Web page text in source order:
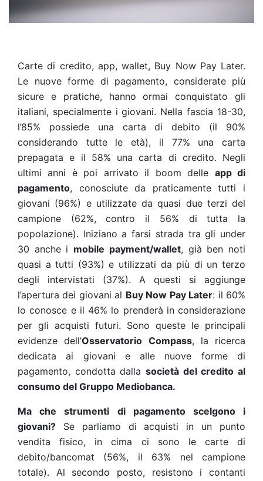
Carte di credito, app, wallet, Buy Now Pay Later.
Le nuove forme di pagamento, considerate più
sicure e pratiche, hanno ormai conquistato gli
italiani, specialmente i giovani. Nella fascia 18-30,
l’85% possiede una carta di debito (il 90%
considerando tutte le età), il 77% una carta
prepagata e il 58% una carta di credito. Negli
ultimi anni è poi arrivato il boom delle app di
pagamento, conosciute da praticamente tutti i
giovani (96%) e utilizzate da quasi due terzi del
campione (62%, contro il 56% di tutta la
popolazione). Iniziano a farsi strada tra gli under
30 anche i mobile payment/wallet, già ben noti
quasi a tutti (93%) e utilizzati da più di un terzo
degli intervistati (37%). A questi si aggiunge
l’apertura dei giovani al Buy Now Pay Later: il 60%
lo conosce e il 46% lo prenderà in considerazione
per gli acquisti futuri. Sono queste le principali
evidenze dell’Osservatorio Compass, la ricerca
dedicata ai giovani e alle nuove forme di
pagamento, condotta dalla società del credito al
consumo del Gruppo Mediobanca.
Ma che strumenti di pagamento scelgono i
giovani? Se parliamo di acquisti in un punto
vendita fisico, in cima ci sono le carte di
debito/bancomat (56%, il 63% nel campione
totale). Al secondo posto, resistono i contanti